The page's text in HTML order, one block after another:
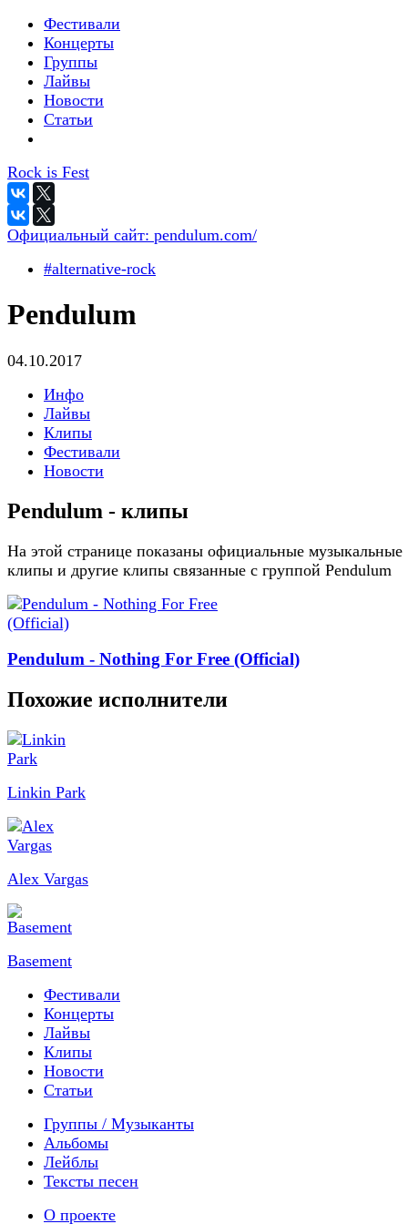
Фестивали
Концерты
Группы
Лайвы
Новости
Статьи
Rock is Fest
Официальный сайт: pendulum.com/
#alternative-rock
Pendulum
04.10.2017
Инфо
Лайвы
Клипы
Фестивали
Новости
Pendulum - клипы
На этой странице показаны официальные музыкальные
клипы и другие клипы связанные с группой Pendulum
Pendulum - Nothing For Free (Official)
Похожие исполнители
Linkin Park
Alex Vargas
Basement
Фестивали
Концерты
Лайвы
Клипы
Новости
Статьи
Группы / Музыканты
Альбомы
Лейблы
Тексты песен
О проекте